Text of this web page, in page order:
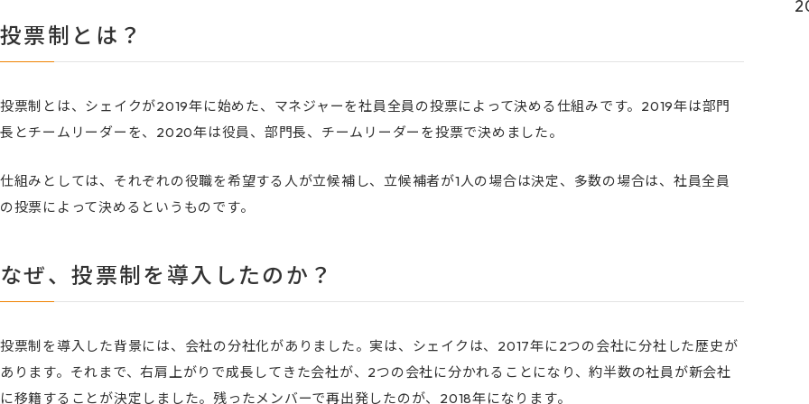
投票制とは？
投票制とは、シェイクが2019年に始めた、マネジャーを社員全員の投票によって決める仕組みです。2019年は部門
長とチームリーダーを、2020年は役員、部門長、チームリーダーを投票で決めました。
仕組みとしては、それぞれの役職を希望する人が立候補し、立候補者が1人の場合は決定、多数の場合は、社員全員
の投票によって決めるというものです。
なぜ、投票制を導入したのか？
投票制を導入した背景には、会社の分社化がありました。実は、シェイクは、2017年に2つの会社に分社した歴史が
あります。それまで、右肩上がりで成長してきた会社が、2つの会社に分かれることになり、約半数の社員が新会社
に移籍することが決定しました。残ったメンバーで再出発したのが、2018年になります。